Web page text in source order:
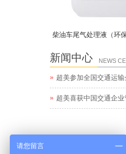
柴油车尾气处理液（环
新闻中心 NEWS
超美参加全国交通运
超美喜获中国交通企
请您留言